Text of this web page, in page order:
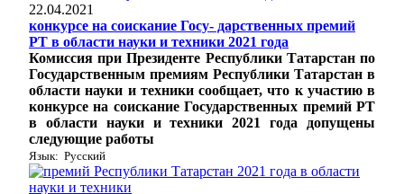
22.04.2021
конкурсе на соискание Госу- дарственных премий
РТ в области науки и техники 2021 года
Комиссия при Президенте Республики Татарстан по
Государственным премиям Республики Татарстан в
области науки и техники сообщает, что к участию в
конкурсе на соискание Государственных премий РТ
в области науки и техники 2021 года допущены
следующие работы
Язык: Русский